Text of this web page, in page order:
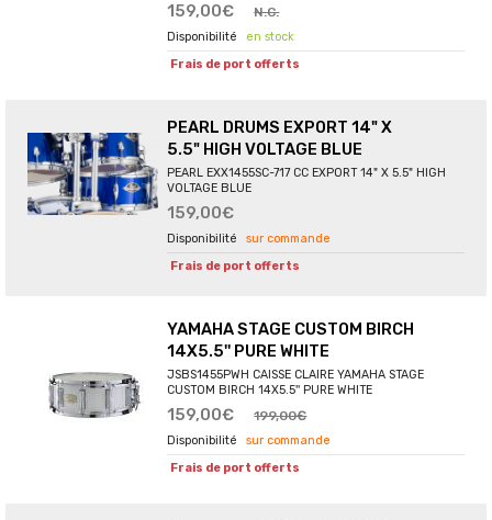
159,00€ N.C.
en stock
Frais de port offerts
PEARL DRUMS EXPORT 14" X
5.5" HIGH VOLTAGE BLUE
PEARL EXX1455SC-717 CC EXPORT 14" X 5.5" HIGH
VOLTAGE BLUE
159,00€
sur commande
Frais de port offerts
YAMAHA STAGE CUSTOM BIRCH
14X5.5'' PURE WHITE
JSBS1455PWH CAISSE CLAIRE YAMAHA STAGE
CUSTOM BIRCH 14X5.5'' PURE WHITE
159,00€ 199,00€
sur commande
Frais de port offerts